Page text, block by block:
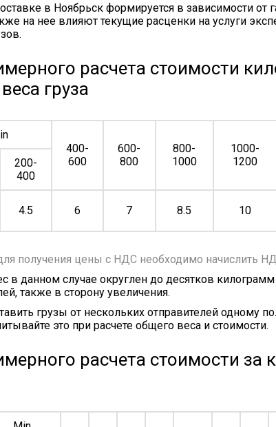
в Ноябрьск формируется в зависимости от
на нее влияют текущие расценки на услуги
расчета стоимости
груза
400-
600
600-
800
800-
1000
1000-
1200
200-
400
4.5 6 7 8.5 10
получения цены с НДС необходимо начислить
в данном случае округлен до десятков
также в сторону увеличения.
грузы от нескольких отправителей одному
это при расчете общего веса и стоимости.
расчета стоимости за